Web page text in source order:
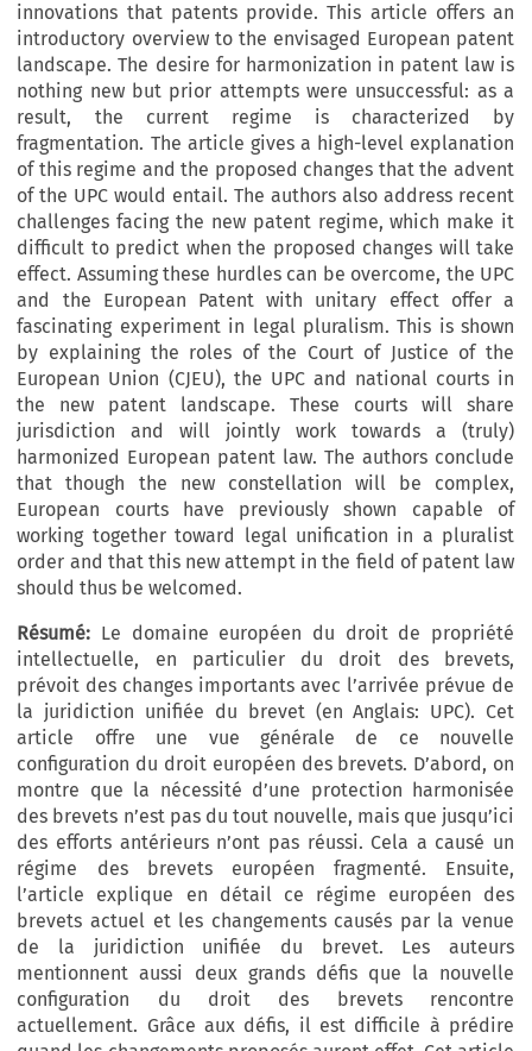
innovations that patents provide. This article offers an
introductory overview to the envisaged European patent
landscape. The desire for harmonization in patent law is
nothing new but prior attempts were unsuccessful: as a
result, the current regime is characterized by
fragmentation. The article gives a high-level explanation
of this regime and the proposed changes that the advent
of the UPC would entail. The authors also address recent
challenges facing the new patent regime, which make it
difficult to predict when the proposed changes will take
effect. Assuming these hurdles can be overcome, the UPC
and the European Patent with unitary effect offer a
fascinating experiment in legal pluralism. This is shown
by explaining the roles of the Court of Justice of the
European Union (CJEU), the UPC and national courts in
the new patent landscape. These courts will share
jurisdiction and will jointly work towards a (truly)
harmonized European patent law. The authors conclude
that though the new constellation will be complex,
European courts have previously shown capable of
working together toward legal unification in a pluralist
order and that this new attempt in the field of patent law
should thus be welcomed.
Résumé: Le domaine européen du droit de propriété
intellectuelle, en particulier du droit des brevets,
prévoit des changes importants avec l’arrivée prévue de
la juridiction unifiée du brevet (en Anglais: UPC). Cet
article offre une vue générale de ce nouvelle
configuration du droit européen des brevets. D’abord, on
montre que la nécessité d’une protection harmonisée
des brevets n’est pas du tout nouvelle, mais que jusqu’ici
des efforts antérieurs n’ont pas réussi. Cela a causé un
régime des brevets européen fragmenté. Ensuite,
l’article explique en détail ce régime européen des
brevets actuel et les changements causés par la venue
de la juridiction unifiée du brevet. Les auteurs
mentionnent aussi deux grands défis que la nouvelle
configuration du droit des brevets rencontre
actuellement. Grâce aux défis, il est difficile à prédire